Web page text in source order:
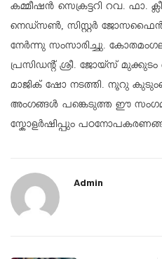
കമ്മീഷൻ സെക്രട്ടറി റവ. ഫാ.
നെഡ്സൺ, സിസ്റ്റർ
നേർന്നു സംസാരിച്ചു.
പ്രസിഡന്റ് ശ്രീ. ജോയ്സ്
മാജിക് ഷോ നടത്തി. നൂറു
അംഗങ്ങൾ പങ്കെടുത്ത ഈ
സ്കോളർഷിപ്പും
Admin